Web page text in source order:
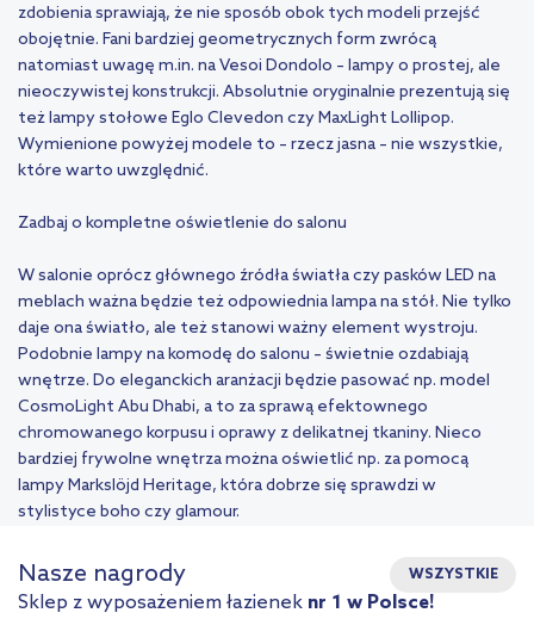
zdobienia sprawiają, że nie sposób obok tych modeli przejść
obojętnie. Fani bardziej geometrycznych form zwrócą
natomiast uwagę m.in. na Vesoi Dondolo – lampy o prostej, ale
nieoczywistej konstrukcji. Absolutnie oryginalnie prezentują się
też lampy stołowe Eglo Clevedon czy MaxLight Lollipop.
Wymienione powyżej modele to – rzecz jasna – nie wszystkie,
które warto uwzględnić.
Zadbaj o kompletne oświetlenie do salonu
W salonie oprócz głównego źródła światła czypasków LED na
meblach ważna będzie też odpowiednia lampa na stół. Nie tylko
daje ona światło, ale też stanowi ważny element wystroju.
Podobnie lampy na komodę do salonu – świetnie ozdabiają
wnętrze. Do eleganckich aranżacji będzie pasować np. model
CosmoLight Abu Dhabi, a to za sprawą efektownego
chromowanego korpusu i oprawy z delikatnej tkaniny. Nieco
bardziej frywolne wnętrza można oświetlić np. za pomocą
lampy Markslöjd Heritage, która dobrze się sprawdzi w
stylistyce boho czy glamour.
Nasze nagrody WSZYSTKIE
Sklep z wyposażeniem łazienek nr 1 w Polsce!